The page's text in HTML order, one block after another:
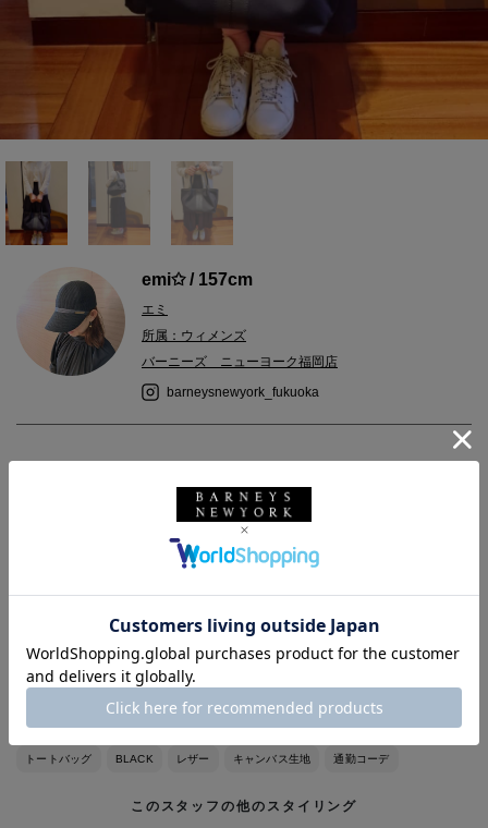
emi✩ / 157cm
エミ
所属：ウィメンズ
バーニーズ ニューヨーク福岡店
barneysnewyork_fukuoka
＜バーニーズ ニューヨーク＞のみでご覧いただけるエクスクル
バーニーズ ニューヨーク SERAPIAN セラピアン バッグ
トートバッグ BLACK レザー キャンバス生地 通勤コーデ
このスタッフの他のスタイリング